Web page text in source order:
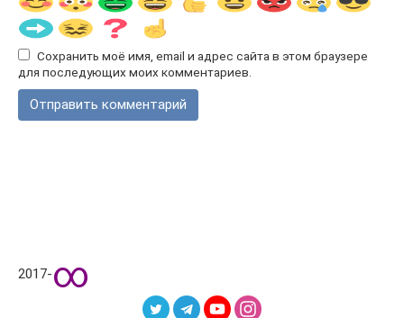
Сохранить моё имя, email и адрес сайта в этом браузере
для последующих моих комментариев.
2017-∞